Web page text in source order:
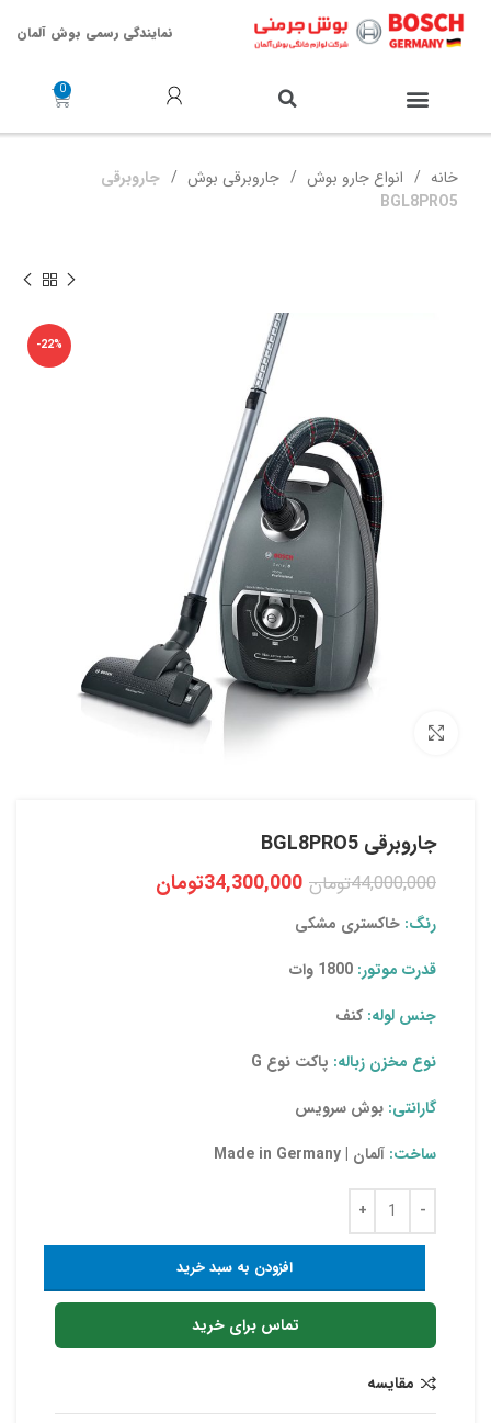
نمایندگی رسمی بوش آلمان
خانه انواع جارو بوش جاروبرقی بوش
جاروبرقی
BGL8PRO5
-22%
جاروبرقی BGL8PRO5
44,000,000تومان 34,300,000تومان
رنگ: خاکستری مشکی
قدرت موتور: 1800 وات
جنس لوله: کنف
نوع مخزن زباله: پاکت نوع G
گارانتی: بوش سرویس
ساخت: آلمان | Made in Germany
افزودن به سبد خرید
تماس برای خرید
مقایسه